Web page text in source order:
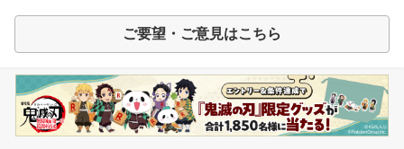
ご要望・ご意見はこちら